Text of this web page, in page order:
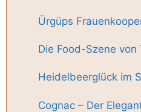
Ürgüps
Die Food-Szene von
Heidelbeerglück im
Cognac – Der